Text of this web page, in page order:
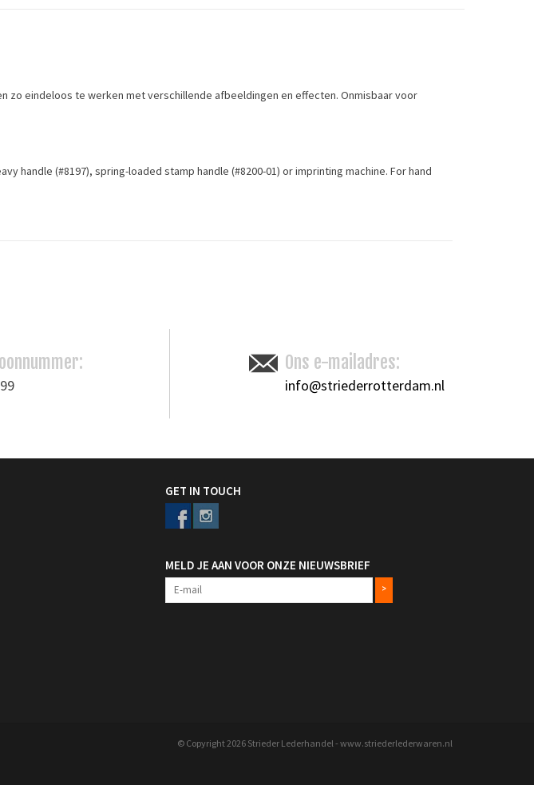
zo eindeloos te werken met verschillende afbeeldingen en effecten. Onmisbaar voor
(#8197), spring-loaded stamp handle (#8200-01) or imprinting machine. For hand
Ons e-mailadres:
info@striederrotterdam.nl
GET IN TOUCH
MELD JE AAN VOOR ONZE NIEUWSBRIEF
>
© Copyright 2026 Strieder Lederhandel - www.striederlederwaren.nl